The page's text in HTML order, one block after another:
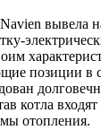
вывела
позиции в
котла
отопления.